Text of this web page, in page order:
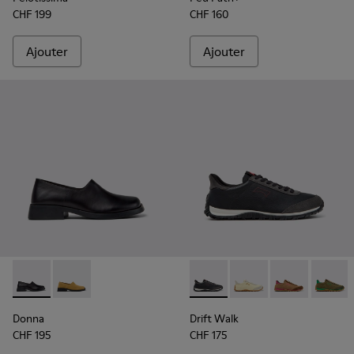
CHF 199
Ajouter
CHF 160
Ajouter
Donna - K201936-001 - Mocassins en cuir noir Pour femme.
Donna - K201936-002
Donna
CHF 195
Drift Walk - K201885-009 -
Drift Walk -Drift Walk -
Drift
Drift Walk
CHF 175